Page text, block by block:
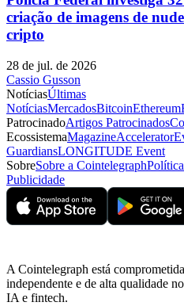
criação de imagens de
cripto
28 de jul. de 2026
Cassio Gusson
NotíciasÚltimas
NotíciasMercadosBitcoinEthereum
PatrocinadoArtigos Patrocinados
EcossistemaMagazineAccelerator
GuardiansLONGITUDE Event
SobreSobre a Cointelegraph
Publicidade
A Cointelegraph está
independente e de alta qualidade
IA e fintech.